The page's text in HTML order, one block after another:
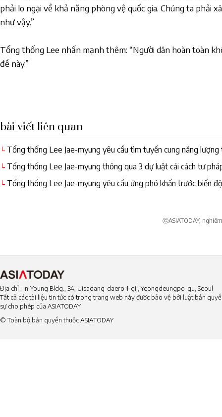
phải lo ngại về khả năng phòng vệ quốc gia. Chúng ta phải
như vậy.”
Tổng thống Lee nhấn mạnh thêm: “Người dân hoàn toàn
đề này.”
bài viết liên quan
└ Tổng thống Lee Jae-myung yêu cầu tìm tuyến cung năng
└ Tổng thống Lee Jae-myung thông qua 3 dự luật cải cách tư
└ Tổng thống Lee Jae-myung yêu cầu ứng phó khẩn trước biến
ⓒASIATODAY,
Địa chỉ : In-Young Bldg., 34, Uisadang-daero 1-gil, Yeongdeungpo-gu, Seoul
Tất cả các tài liệu tin tức có trong trang web này được bảo vệ bởi luật bản
sự cho phép của ASIATODAY
© Toàn bộ bản quyền thuộc ASIATODAY